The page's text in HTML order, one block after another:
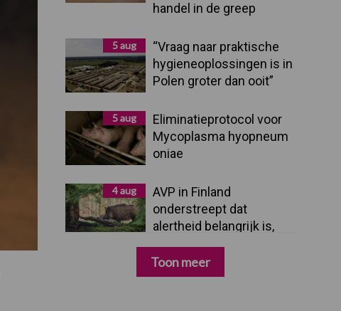
handel in de greep
5 aug
“Vraag naar praktische
hygieneoplossingen is in
Polen groter dan ooit”
5 aug
Eliminatieprotocol voor
Mycoplasma hyopneum
oniae
4 aug
AVP in Finland
onderstreept dat
alertheid belangrijk is,
zeker nu
Toon meer